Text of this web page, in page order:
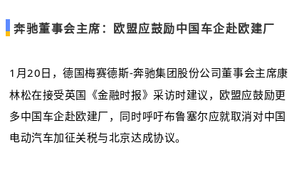
奔驰董事会主席：欧盟应鼓励中国车企赴欧建厂
1月20日，德国梅赛德斯-奔驰集团股份公司董事会主席康
林松在接受英国《金融时报》采访时建议，欧盟应鼓励更
多中国车企赴欧建厂，同时呼吁布鲁塞尔应就取消对中国
电动汽车加征关税与北京达成协议。